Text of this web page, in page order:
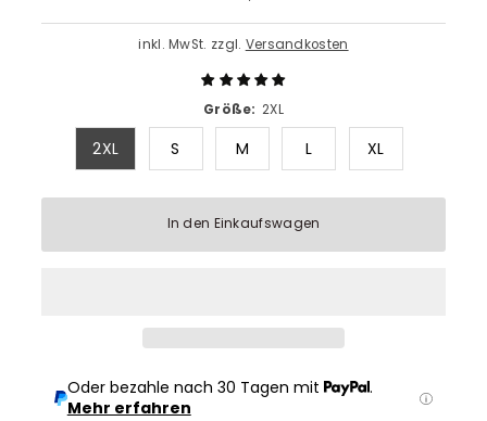
inkl. MwSt. zzgl. Versandkosten
Größe: 2XL
2XL S M L XL
In den Einkaufswagen
Oder bezahle nach 30 Tagen mit
.
Mehr erfahren